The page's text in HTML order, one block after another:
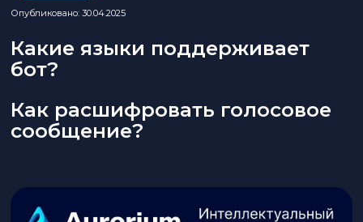
Опубликовано: 30.04.2025
Какие языки поддерживает
бот?
Как расшифровать голосовое
сообщение?